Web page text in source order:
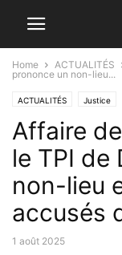
Home ACTUALITÉS
prononce un non-lieu...
ACTUALITÉS Justice
Affaire
le TPI de
non-lieu
accusés
1 août 2025